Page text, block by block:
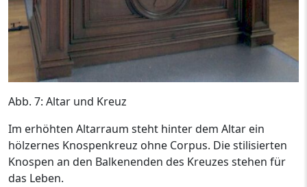
Abb. 7: Altar und Kreuz
Im erhöhten Altarraum steht hinter dem Altar ein
hölzernes Knospenkreuz ohne Corpus. Die stilisierten
Knospen an den Balkenenden des Kreuzes stehen für
das Leben.